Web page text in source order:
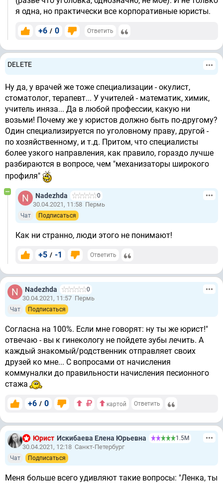
я одна, но практически все корпоративные юристы.
+6 / 0 Ответить
DELETE
Ну да, у врачей же тоже специализации - окулист,
стоматолог, терапевт... У учителей - математик, химик,
учитель иняза... Да в любой профессии, какую ни
возьми! Почему же у юристов должно быть по-другому?
Один специализируется по уголовному праву, другой -
по хозяйственному, и т.д. Притом, что специалисты
более узкого направления, как правило, гораздо лучше
разбираются в вопросе, чем "механизаторы широкого
профиля"
Nadezhda 0
30.04.2021, 11:58 Пермь
Чат Подписаться
Как ни странно, люди этого не понимают!
+5 / -1 Ответить
Nadezhda 0
30.04.2021, 11:57 Пермь
Чат Подписаться
Согласна на 100%. Если мне говорят: ну ты же юрист!"
отвечаю - вы к гинекологу не пойдете зубы лечить. А
каждый знакомый/родственник отправляет своих
друзей ко мне... С вопросами от начисления
коммуналки до правильности начисления песионного
стажа
+6 / 0 картой Ответить
Юрист Искибаева Елена Юрьевна 1.5М
30.04.2021, 12:18 Санкт-Петербург
Чат Подписаться
Меня больше всего удивляют такие вопросы: "Ленка, ты